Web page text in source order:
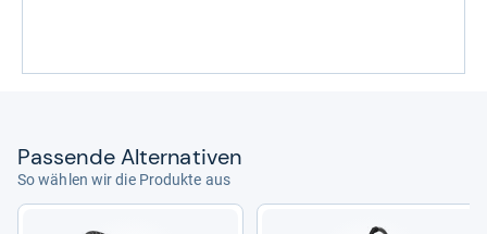
Pas­sende Alter­na­ti­ven
So wählen wir die Produkte aus